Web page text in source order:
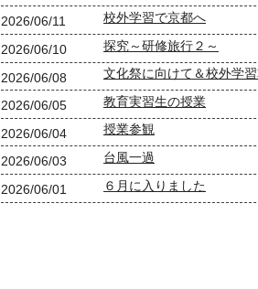
2026/06/11 校外学習で京都へ
2026/06/10 探究～研修旅行２～
2026/06/08 文化祭に向けて＆校外学
2026/06/05 教育実習生の授業
2026/06/04 授業参観
2026/06/03 台風一過
2026/06/01 ６月に入りました